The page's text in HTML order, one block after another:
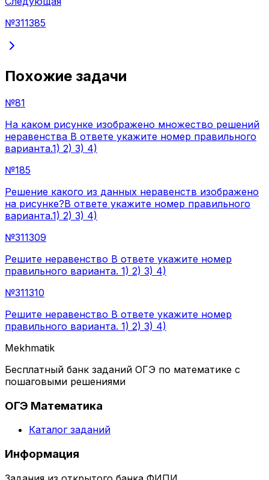
№311385
Похожие задачи
№81
На каком рисунке изображено множество решений
неравенства В ответе укажите номер правильного
варианта.1) 2) 3) 4)
№185
Решение какого из данных неравенств изображено
на рисунке?В ответе укажите номер правильного
варианта.1) 2) 3) 4)
№311309
Решите неравенство В ответе укажите номер
правильного варианта. 1) 2) 3) 4)
№311310
Решите неравенство В ответе укажите номер
правильного варианта. 1) 2) 3) 4)
Mekhmatik
Бесплатный банк заданий ОГЭ по математике с
пошаговыми решениями
ОГЭ Математика
Каталог заданий
Информация